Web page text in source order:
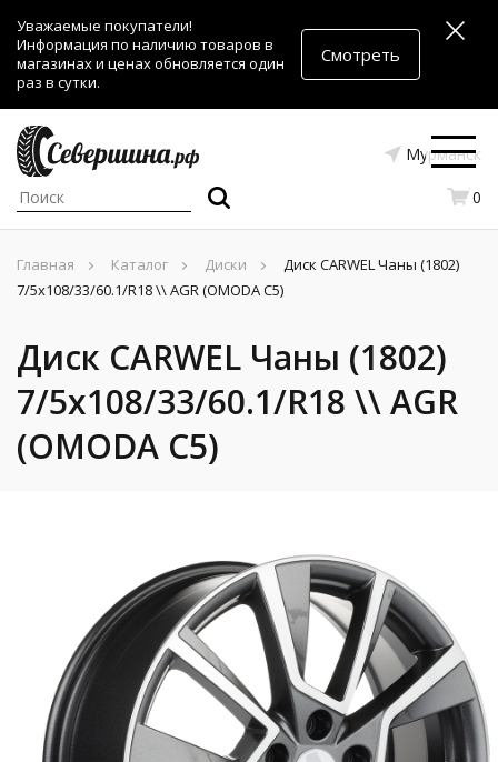
Уважаемые покупатели!
Информация по наличию товаров в
магазинах и ценах обновляется один
раз в сутки.
Смотреть
Мурманск
0
Главная Каталог Диски
Диск CARWEL Чаны (1802)
7/5x108/33/60.1/R18 \\ AGR (OMODA C5)
Диск CARWEL Чаны (1802)
7/5x108/33/60.1/R18 \\ AGR
(OMODA C5)